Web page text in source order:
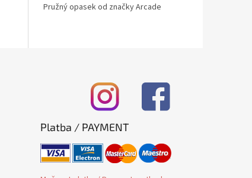
Pružný opasek od značky Arcade
Platba / PAYMENT